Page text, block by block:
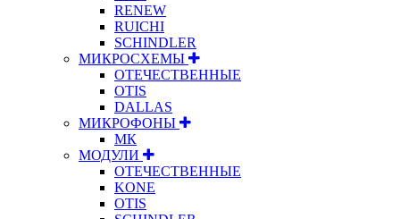
RENEW
RUICHI
SCHINDLER
МИКРОСХЕМЫ
ОТЕЧЕСТВЕННЫЕ
OTIS
DALLAS
МИКРОФОНЫ
МК
МОДУЛИ
ОТЕЧЕСТВЕННЫЕ
KONE
OTIS